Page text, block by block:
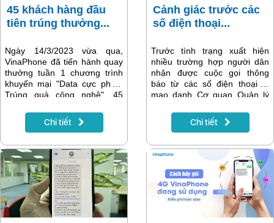
45 khách hàng đầu
tiên trúng thưởng...
Ngày 14/3/2023 vừa qua,
VinaPhone đã tiến hành quay
thưởng tuần 1 chương trình
khuyến mại "Data cực phê -
Trúng quà công nghệ". 45
thành những chủ nhân đầu
tiên của các phần thưởng hấp
Chi tiết
Cảnh giác trước các
số điện thoại...
Trước tình trạng xuất hiện
nhiều trường hợp người dân
nhận được cuộc gọi thông
báo từ các số điện thoại lạ
mạo danh Cơ quan Quản lý
yêu cầu cung cấp thông tin cá
nhân phục vụ chuẩn hóa
khoá máy, VinaPhone thông
báo về tin nhắn, số điện thoại,
đường dây nóng chính thức
của nhà mạng để khách hàng
yên tâm thực hiện theo hướng
dẫn, tránh bị đối tượng xấu lợi
Chi tiết